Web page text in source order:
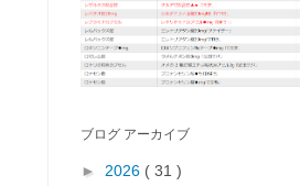
ブログ アーカイブ
► 2026 ( 31 )